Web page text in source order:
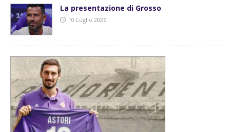
La presentazione di Grosso
10 Luglio 2026